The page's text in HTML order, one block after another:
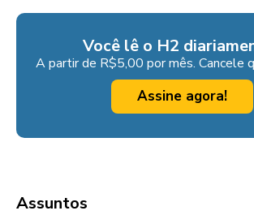
Você lê o H2
A partir de R$5,00 por mês. Cancele
Assine agora!
Assuntos